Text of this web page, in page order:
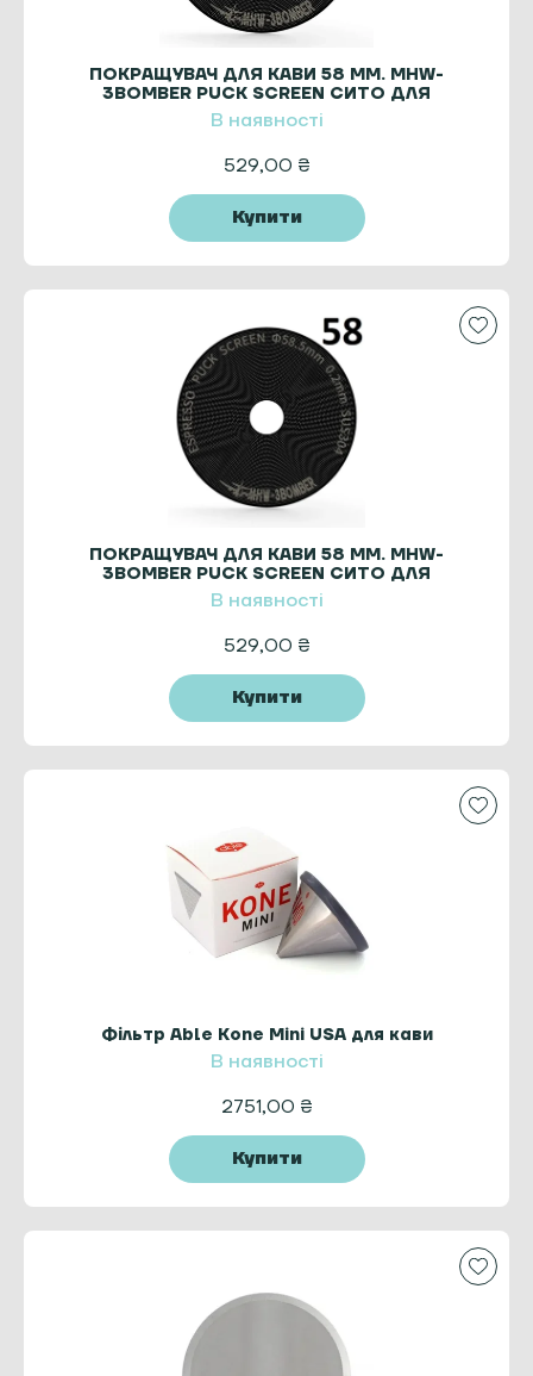
ПОКРАЩУВАЧ ДЛЯ КАВИ 58 MM. MHW-
3BOMBER PUCK SCREEN СИТО ДЛЯ
ЕСПРЕСО TITANIUM BLACK
В наявності
529,00 ₴
Купити
ПОКРАЩУВАЧ ДЛЯ КАВИ 58 MM. MHW-
3BOMBER PUCK SCREEN СИТО ДЛЯ
ЕСПРЕСО TITANIUM BLACK
В наявності
529,00 ₴
Купити
Фільтр Able Kone Mini USA для кави
В наявності
2751,00 ₴
Купити